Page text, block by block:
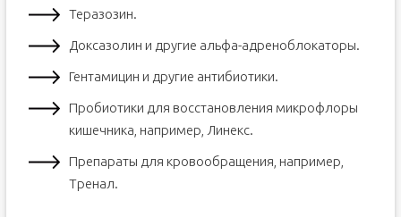
Теразозин.
Доксазолин и другие альфа-адреноблокаторы.
Гентамицин и другие антибиотики.
Пробиотики для восстановления микрофлоры
кишечника, например, Линекс.
Препараты для кровообращения, например,
Тренал.